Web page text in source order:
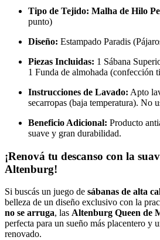
Tipo de Tejido: Malha de Hilo
punto)
Diseño: Estampado Paradis
Piezas Incluidas: 1 Sábana
1 Funda de almohada (confección
Instrucciones de Lavado: Apto
secarropas (baja temperatura). No
Beneficio Adicional: Producto
suave y gran durabilidad.
¡Renová tu descanso con la
Altenburg!
Si buscás un juego de sábanas de alta
belleza de un diseño exclusivo con la
no se arruga, las Altenburg Queen de
perfecta para un sueño más placentero y
renovado.